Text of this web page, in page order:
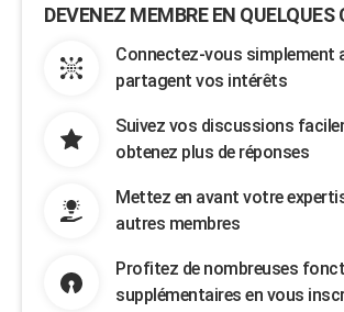
DEVENEZ MEMBRE EN QUELQUES
Connectez-vous simplement
partagent vos intérêts
Suivez vos discussions
obtenez plus de réponses
Mettez en avant votre
autres membres
Profitez de nombreuses
supplémentaires en vous